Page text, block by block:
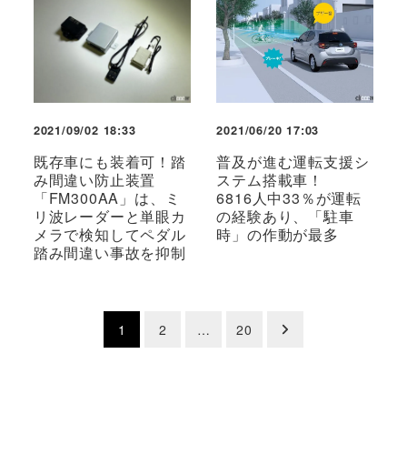
2021/09/02 18:33
既存車にも装着可！踏
み間違い防止装置
「FM300AA」は、ミ
リ波レーダーと単眼カ
メラで検知してペダル
踏み間違い事故を抑制
2021/06/20 17:03
普及が進む運転支援シ
ステム搭載車！
6816人中33％が運転
の経験あり、「駐車
時」の作動が最多
1 2 … 20